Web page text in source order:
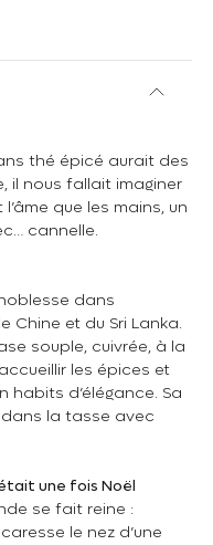
thé épicé aurait des
il nous fallait imaginer
que les mains, un
cannelle.
dans
Chine et du Sri Lanka.
souple, cuivrée, à la
les épices et
habits d’élégance. Sa
dans la tasse avec
une fois Noël
se fait reine :
le nez d’une